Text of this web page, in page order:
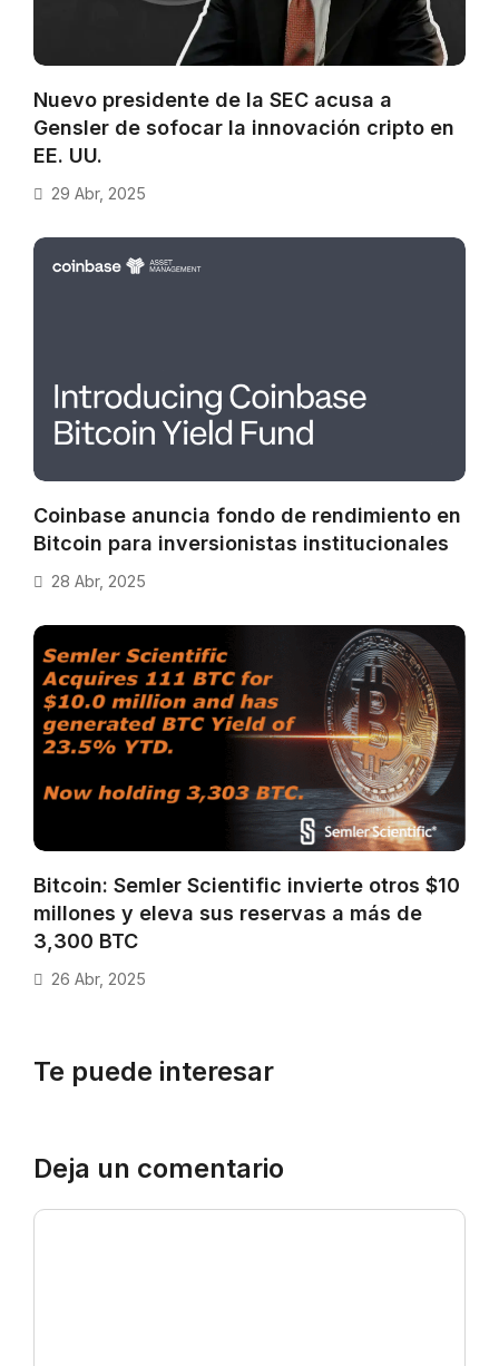
Nuevo presidente de la SEC acusa a
Gensler de sofocar la innovación cripto en
EE. UU.
29 Abr, 2025
Coinbase anuncia fondo de rendimiento en
Bitcoin para inversionistas institucionales
28 Abr, 2025
Bitcoin: Semler Scientific invierte otros $10
millones y eleva sus reservas a más de
3,300 BTC
26 Abr, 2025
Te puede interesar
Deja un comentario
Comentario